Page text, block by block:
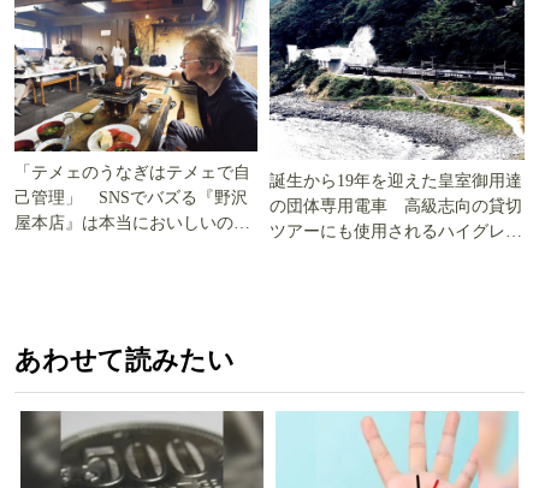
「テメェのうなぎはテメェで自
己管理」 SNSでバズる『野沢
屋本店』は本当においしいの
誕生から19年を迎えた皇室御用達
の団体専用電車 高級志向の貸切
ツアーにも使用されるハイグレー
あわせて読みたい